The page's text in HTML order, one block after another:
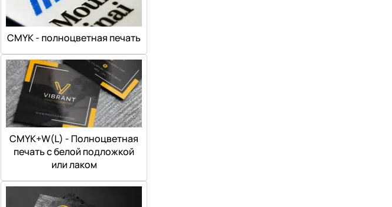
СMYK - полноцветная печать
СMYK+W(L) - Полноцветная
печать с белой подложкой
или лаком